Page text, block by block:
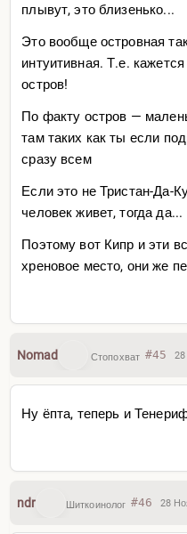
плывут, это близенько...
Это вообще островная
интуитивная. Т.е.
остров!
По факту остров —
там таких как ты если
сразу всем
Если это не Тристан-Да-
человек живет, тогда да...
Поэтому вот Кипр и эти
хреновое место, они же
Nomad Стопохват #45
Ну ёпта, теперь и
ndr Шиткоинолог #46 28